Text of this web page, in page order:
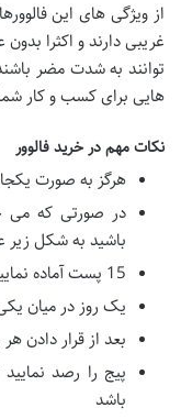
از ویژگی های این
غریبی دارند و اکثرا
توانند به شدت مضر
هایی برای کسب و کار شما
نکات مهم در خرید فالوور
هرگز به صورت یکجا
باشید به شکل زیر
15 پست آماده نمایید
یک روز در میان
بعد از قرار دادن هر پست 2000
پیج را رصد
باشد